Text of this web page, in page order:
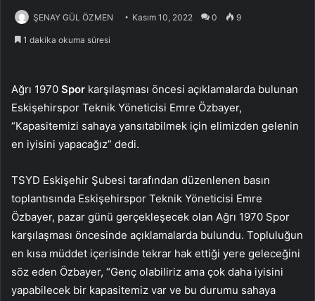
ŞENAY GÜL ÖZMEN Kasım 10, 2022 0 9
1 dakika okuma süresi
Ağrı 1970 Spor karşılaşması öncesi açıklamalarda bulunan
Eskişehirspor Teknik Yöneticisi Emre Özbayer,
“Kapasitemizi sahaya yansıtabilmek için elimizden gelenin
en iyisini yapacağız” dedi.
TSYD Eskişehir Şubesi tarafından düzenlenen basın
toplantısında Eskişehirspor Teknik Yöneticisi Emre
Özbayer, pazar günü gerçekleşecek olan Ağrı 1970 Spor
karşılaşması öncesinde açıklamalarda bulundu. Topluluğun
en kısa müddet içerisinde tekrar hak ettiği yere geleceğini
söz eden Özbayer, “Genç olabiliriz ama çok daha iyisini
yapabilecek bir kapasitemiz var ve bu durumu sahaya